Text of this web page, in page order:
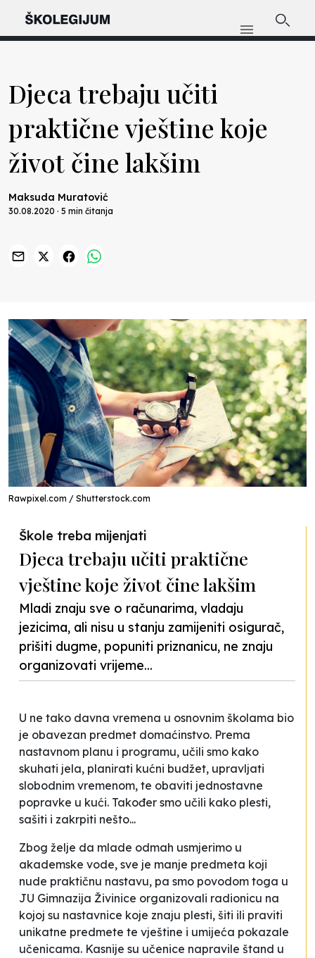
Djeca trebaju učiti
praktične vještine koje
život čine lakšim
Maksuda Muratović
30.08.2020 · 5 min čitanja
Rawpixel.com / Shutterstock.com
Škole treba mijenjati
Djeca trebaju učiti praktične
vještine koje život čine lakšim
Mladi znaju sve o računarima, vladaju
jezicima, ali nisu u stanju zamijeniti osigurač,
prišiti dugme, popuniti priznanicu, ne znaju
organizovati vrijeme...
U ne tako davna vremena u osnovnim školama bio
je obavezan predmet domaćinstvo. Prema
nastavnom planu i programu, učili smo kako
skuhati jela, planirati kućni budžet, upravljati
slobodnim vremenom, te obaviti jednostavne
popravke u kući. Također smo učili kako plesti,
sašiti i zakrpiti nešto...
Zbog želje da mlade odmah usmjerimo u
akademske vode, sve je manje predmeta koji
nude praktičnu nastavu, pa smo povodom toga u
JU Gimnazija Živinice organizovali radionicu na
kojoj su nastavnice koje znaju plesti, šiti ili praviti
unikatne predmete te vještine i umijeća pokazale
učenicama. Kasnije su učenice napravile štand u